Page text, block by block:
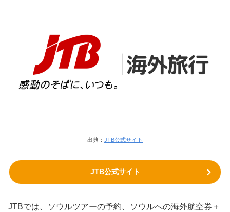
出典： JTB公式サイト
JTB公式サイト
JTBでは、ソウルツアーの予約、ソウルへの海外航空券＋